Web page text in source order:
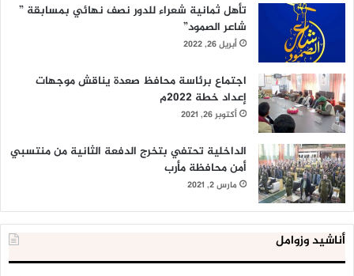
تأهل ثمانية شعراء للدور نصف نهائي بمسابقة ”
شاعر الصمود”
أبريل 26, 2022
اجتماع برئاسة محافظ صعدة يناقش موجهات
إعداد خطة 2022م
أكتوبر 26, 2021
الداخلية تحتفي بتخرج الدفعة الثانية من منتسبي
أمن محافظة مأرب
مارس 2, 2021
أناشيد وزوامل